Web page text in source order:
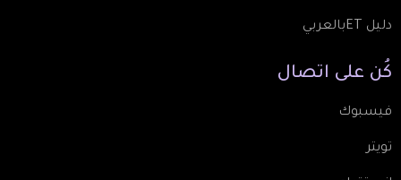
دليل ETبالعربي
كُن على اتصال
فيسبوك
تويتر